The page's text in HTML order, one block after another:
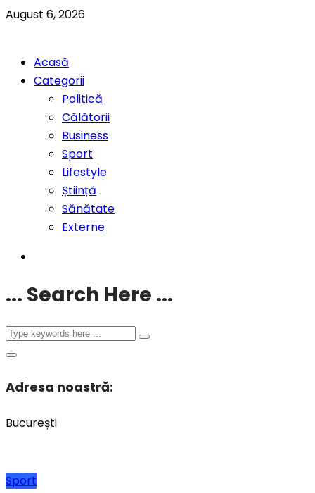
August 6, 2026
Acasă
Categorii
Politică
Călătorii
Business
Sport
Lifestyle
Știință
Sănătate
Externe
... Search Here ...
Adresa noastră:
București
Sport